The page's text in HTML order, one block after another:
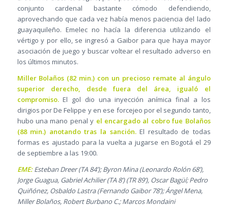
conjunto cardenal bastante cómodo defendiendo,
aprovechando que cada vez había menos paciencia del lado
guayaquileño. Emelec no hacía la diferencia utilizando el
vértigo y por ello, se ingresó a Gaibor para que haya mayor
asociación de juego y buscar voltear el resultado adverso en
los últimos minutos.
Miller Bolaños (82 min.) con un precioso remate al ángulo
superior derecho, desde fuera del área, igualó el
compromiso.El gol dio una inyección anímica final a los
dirigios por De Felippe y en ese forcejeo por el segundo tanto,
hubo una mano penal y el encargado al cobro fue Bolaños
(88 min.) anotando tras la sanción.El resultado de todas
formas es ajustado para la vuelta a jugarse en Bogotá el 29
de septiembre a las 19:00.
EME:Esteban Dreer (TA 84’); Byron Mina (Leonardo Rolón 68’),
Jorge Guagua, Gabriel Achilier (TA 8’) (TR 89’), Oscar Bagüí; Pedro
Quiñónez, Osbaldo Lastra (Fernando Gaibor 78’); Ángel Mena,
Miller Bolaños, Robert Burbano C.; Marcos Mondaini